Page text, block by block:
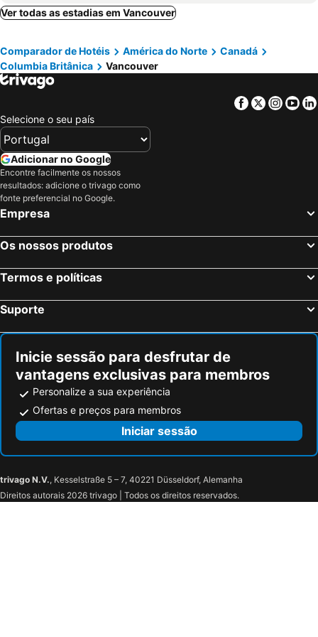
Parksville, Columbia Britânica Hotéis
Toronto, Ontário Hotéis
Quebec-City, Quebeque Hotéis
Mississauga, Ontário Hotéis
Otava, Ontário Hotéis
Jasper, Alberta Hotéis
London, Ontário Hotéis
Ver todas as estadias em Vancouver
Comparador de Hotéis América do Norte
Canadá
Columbia Britânica
Vancouver
Facebook
Twitter
Selecione o seu país
Adicionar no Google
Encontre facilmente os nossos
resultados: adicione o trivago como
fonte preferencial no Google.
Empresa
Os nossos produtos
Termos e políticas
Suporte
Inicie sessão para desfrutar de
vantagens exclusivas para membros
Personalize a sua experiência
Ofertas e preços para membros
Iniciar sessão
trivago N.V., Kesselstraße 5 – 7, 40221 Düsseldorf, Alemanha
Direitos autorais 2026 trivago | Todos os direitos reservados.